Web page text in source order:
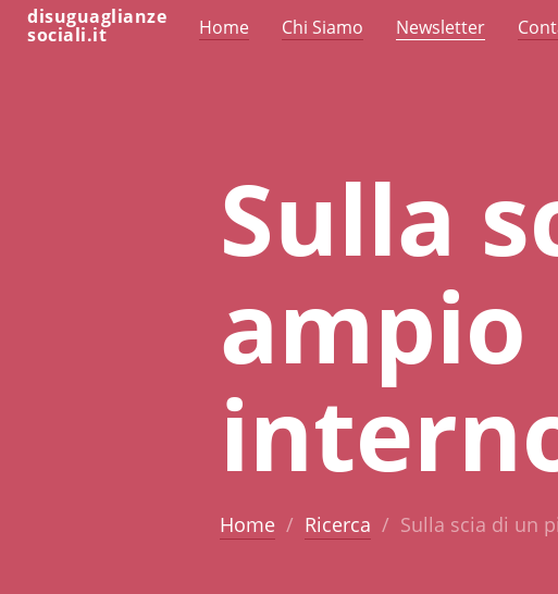
disuguaglianze
sociali.it Home Chi Siamo Newsletter
Sulla
Home Ricerca Sulla scia di un